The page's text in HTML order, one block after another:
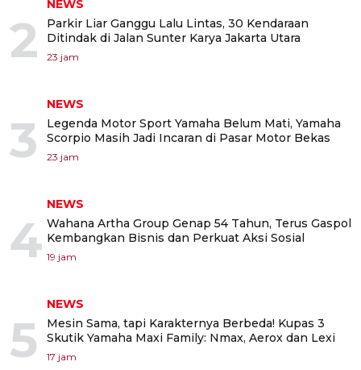
2
NEWS
Parkir Liar Ganggu Lalu Lintas, 30 Kendaraan
Ditindak di Jalan Sunter Karya Jakarta Utara
23 jam
3
NEWS
Legenda Motor Sport Yamaha Belum Mati, Yamaha
Scorpio Masih Jadi Incaran di Pasar Motor Bekas
23 jam
4
NEWS
Wahana Artha Group Genap 54 Tahun, Terus Gaspol
Kembangkan Bisnis dan Perkuat Aksi Sosial
19 jam
5
NEWS
Mesin Sama, tapi Karakternya Berbeda! Kupas 3
Skutik Yamaha Maxi Family: Nmax, Aerox dan Lexi
17 jam